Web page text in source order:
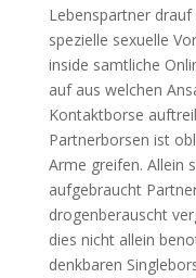
Lebenspartner
spezielle sexuelle
inside samtliche
auf aus welchen
Kontaktborse
Partnerborsen ist
Arme greifen. Allein
aufgebraucht
drogenberauscht
dies nicht allein
denkbaren